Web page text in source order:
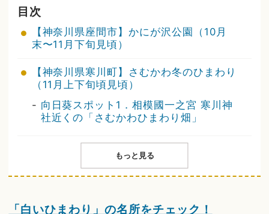
目次
【神奈川県座間市】かにが沢公園（10月
末〜11月下旬見頃）
【神奈川県寒川町】さむかわ冬のひまわり
（11月上下旬頃見頃）
- 向日葵スポット1．相模國一之宮 寒川神
社近くの「さむかわひまわり畑」
もっと見る
「白いひまわり」の名所をチェック！